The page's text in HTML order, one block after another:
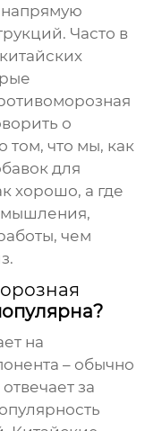
напрямую
Часто в
о
том, что мы, как
для
хорошо, а где
чем
на
– обычно
за